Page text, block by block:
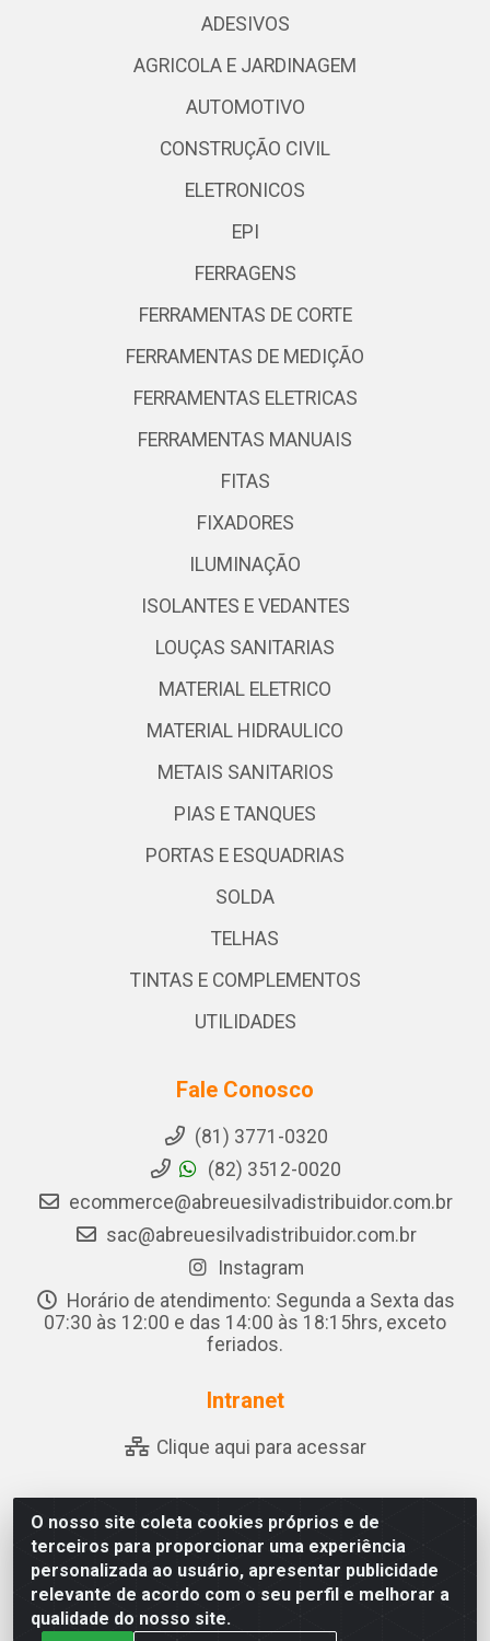
O nosso site coleta cookies próprios e de
terceiros para proporcionar uma experiência
personalizada ao usuário, apresentar publicidade
relevante de acordo com o seu perfil e melhorar a
qualidade do nosso site.
ADESIVOS
AGRICOLA E JARDINAGEM
AUTOMOTIVO
CONSTRUÇÃO CIVIL
ELETRONICOS
EPI
FERRAGENS
FERRAMENTAS DE CORTE
FERRAMENTAS DE MEDIÇÃO
FERRAMENTAS ELETRICAS
FERRAMENTAS MANUAIS
FITAS
FIXADORES
ILUMINAÇÃO
ISOLANTES E VEDANTES
LOUÇAS SANITARIAS
MATERIAL ELETRICO
MATERIAL HIDRAULICO
METAIS SANITARIOS
PIAS E TANQUES
PORTAS E ESQUADRIAS
SOLDA
TELHAS
TINTAS E COMPLEMENTOS
UTILIDADES
Fale Conosco
(81) 3771-0320
(82) 3512-0020
ecommerce@abreuesilvadistribuidor.com.br
sac@abreuesilvadistribuidor.com.br
Instagram
Horário de atendimento: Segunda a Sexta das
07:30 às 12:00 e das 14:00 às 18:15hrs, exceto
feriados.
Intranet
Clique aqui para acessar
Abreu & Silva - Rua Padre Jose de Souza Leite, 265 -
Ariado, Olho D'Água das Flores/AL - CEP 57.442-000 -
CNPJ 04.790.656/0001-06